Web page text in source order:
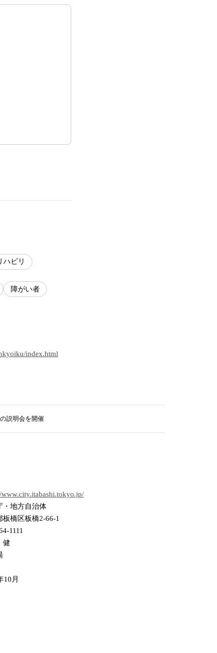
ハビリ
障がい者
index.html
説明会を開催
www.city.itabashi.tokyo.jp/
・地方自治体
板橋区板橋2-66-1
1111
10月